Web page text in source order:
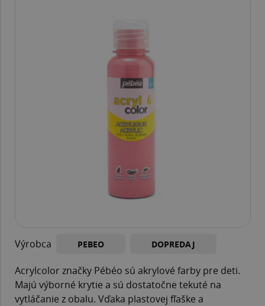
Výrobca PEBEO DOPREDAJ
Acrylcolor značky Pébéo sú akrylové farby pre deti.
Majú výborné krytie a sú dostatočne tekuté na
vytláčanie z obalu. Vďaka plastovej fľaške a